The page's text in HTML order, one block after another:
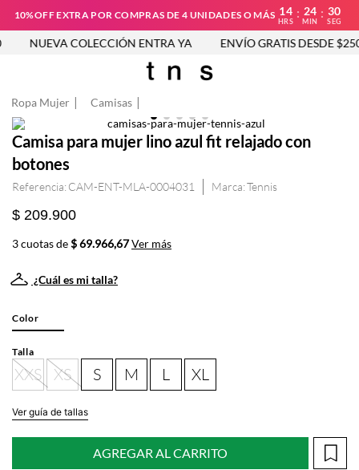
10%OFF EXTRA POR COMPRAS DE 4 UNIDADES O MÁS 14
HRS
: 24
MIN
: 30
SEG
NUEVA COLECCIÓN ENTRA YA ENVÍO GRATIS DESDE
Ropa Mujer Camisas
Camisa para mujer lino azul fit relajado con
botones
Referencia: CAM-ENT-MLA-0004031 Tennis
$ 209.900
3 cuotas de$ 69.966,67Ver más
¿Cuál es mi talla?
Color
Talla
XXS XS S M L XL
Ver guía de tallas
AGREGAR AL CARRITO